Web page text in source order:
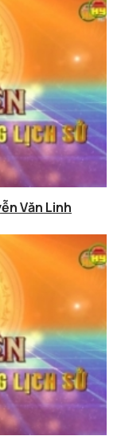
Văn Linh